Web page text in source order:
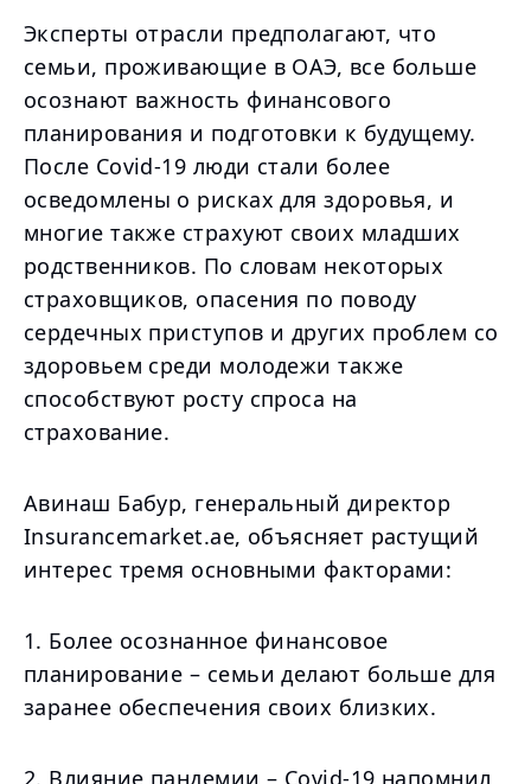
Эксперты отрасли предполагают, что
семьи, проживающие в ОАЭ, все больше
осознают важность финансового
планирования и подготовки к будущему.
После Covid-19 люди стали более
осведомлены о рисках для здоровья, и
многие также страхуют своих младших
родственников. По словам некоторых
страховщиков, опасения по поводу
сердечных приступов и других проблем со
здоровьем среди молодежи также
способствуют росту спроса на
страхование.
Авинаш Бабур, генеральный директор
Insurancemarket.ae, объясняет растущий
интерес тремя основными факторами:
1. Более осознанное финансовое
планирование – семьи делают больше для
заранее обеспечения своих близких.
2. Влияние пандемии – Covid-19 напомнил